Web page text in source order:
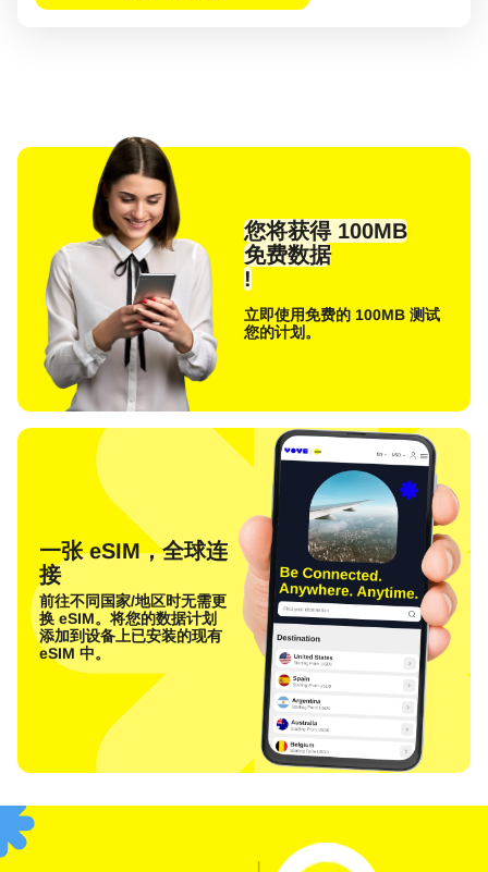
您将获得 100MB
免费数据
!
立即使用免费的 100MB 测试
您的计划。
一张 eSIM，全球连
接
前往不同国家/地区时无需更
换 eSIM。将您的数据计划
添加到设备上已安装的现有
eSIM 中。